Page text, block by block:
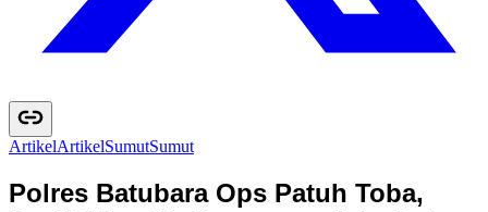
ArtikelArtikelSumutSumut
Polres Batubara Ops Patuh Toba,